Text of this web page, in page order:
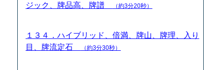
ジック、牌品高、牌譜
（約3分20秒）
１３４．ハイブリッド、倍満、牌山、牌理、入り
目、牌流定石
（約3分30秒）